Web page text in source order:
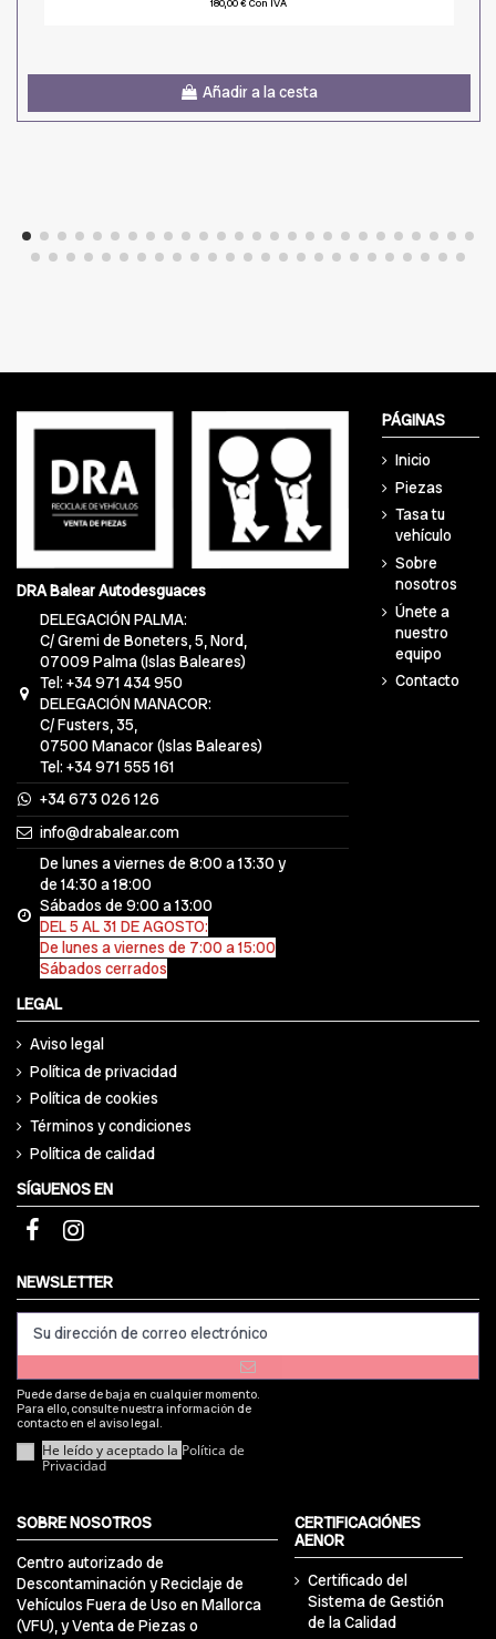
180,00 € Con IVA
Añadir a la cesta
DRA Balear Autodesguaces
DELEGACIÓN PALMA:
C/ Gremi de Boneters, 5, Nord,
07009 Palma (Islas Baleares)
Tel: +34 971 434 950
DELEGACIÓN MANACOR:
C/ Fusters, 35,
07500 Manacor (Islas Baleares)
Tel: +34 971 555 161
+34 673 026 126
info@drabalear.com
De lunes a viernes de 8:00 a 13:30 y
de 14:30 a 18:00
Sábados de 9:00 a 13:00
DEL 5 AL 31 DE AGOSTO:
De lunes a viernes de 7:00 a 15:00
Sábados cerrados
PÁGINAS
Inicio
Piezas
Tasa tu
vehículo
Sobre
nosotros
Únete a
nuestro
equipo
Contacto
LEGAL
Aviso legal
Política de privacidad
Política de cookies
Términos y condiciones
Política de calidad
SÍGUENOS EN
NEWSLETTER
Puede darse de baja en cualquier momento.
Para ello, consulte nuestra información de
contacto en el aviso legal.
He leído y aceptado la Política de
Privacidad
SOBRE NOSOTROS
Centro autorizado de
Descontaminación y Reciclaje de
Vehículos Fuera de Uso en Mallorca
(VFU), y Venta de Piezas o
CERTIFICACIÓNES
AENOR
Certificado del
Sistema de Gestión
de la Calidad